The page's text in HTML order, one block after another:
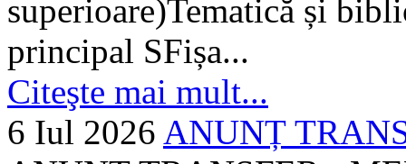
superioare)Tematică și
principal SFișa...
Citeşte mai mult...
6 Iul 2026 ANUNȚ